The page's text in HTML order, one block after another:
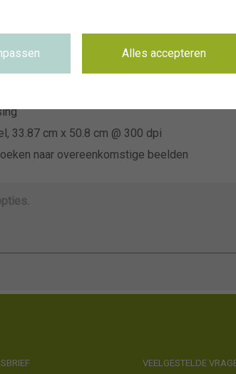
33.87 cm x 50.8 cm @ 300 dpi
naar overeenkomstige beelden
VEELGESTELDE
Alles accepteren